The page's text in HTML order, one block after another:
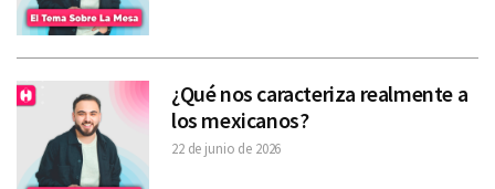
¿Qué nos caracteriza realmente a
los mexicanos?
22 de junio de 2026